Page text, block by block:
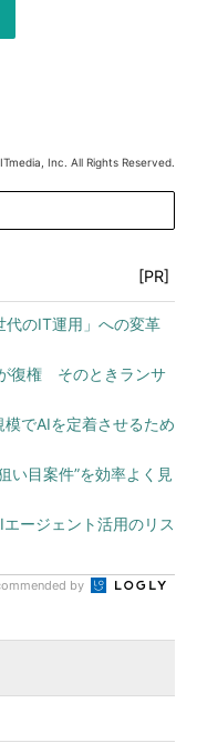
Inc. All Rights Reserved.
[PR]
のIT運用」への変革
復権 そのときランサ
でAIを定着させるため
い目案件”を効率よく見
ージェント活用のリス
by